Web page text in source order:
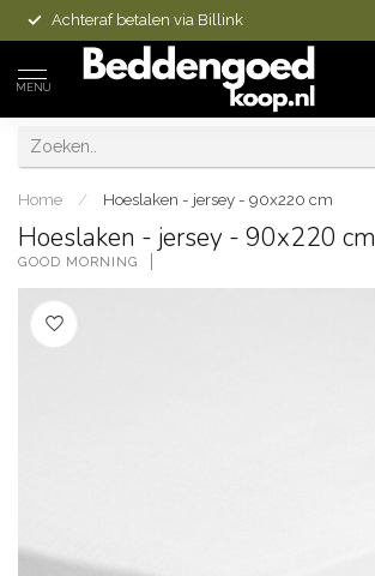
Achteraf betalen via Billink
MENU
Home / Hoeslaken - jersey - 90x220 cm
Hoeslaken - jersey - 90x220 cm
GOOD MORNING